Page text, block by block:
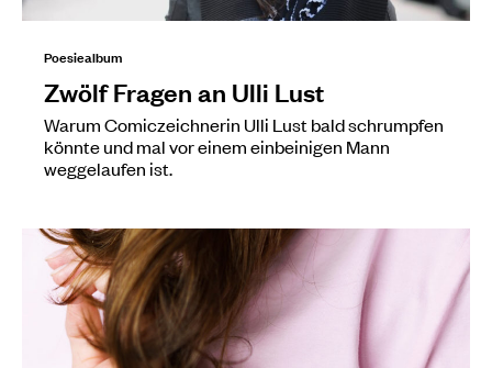
Poesiealbum
Zwölf Fragen an Ulli Lust
Warum Comiczeichnerin Ulli Lust bald schrumpfen
könnte und mal vor einem einbeinigen Mann
weggelaufen ist.